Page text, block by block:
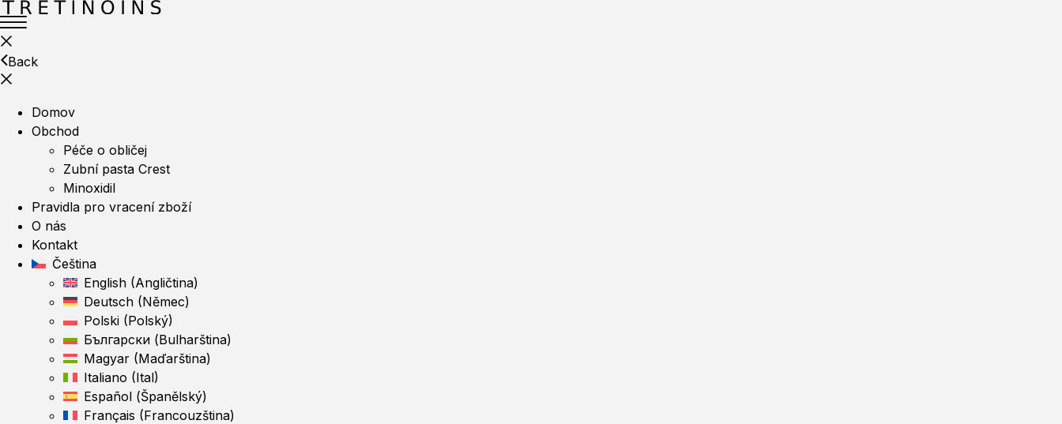
Back
Domov
Obchod
Péče o obličej
Zubní pasta Crest
Minoxidil
Pravidla pro vracení zboží
O nás
Kontakt
Čeština
English (Angličtina)
Deutsch (Němec)
Polski (Polský)
Български (Bulharština)
Magyar (Maďarština)
Italiano (Ital)
Español (Španělský)
Français (Francouzština)